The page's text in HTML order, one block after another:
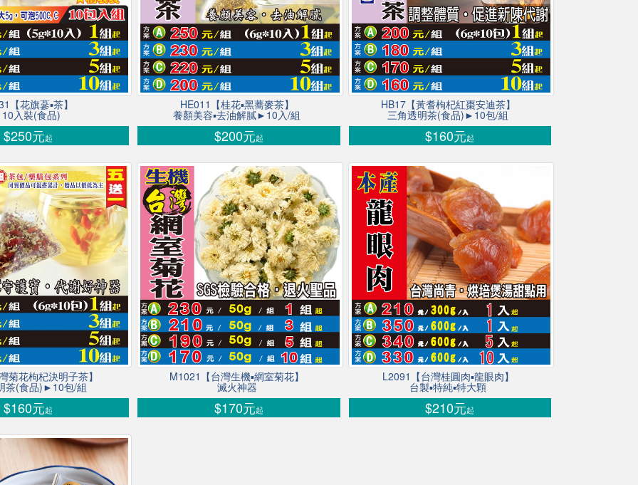
【花旗蔘▪茶】
入裝(食品)
$250元起
HE011【桂花▪黑蕎麥茶】
養顏美容▪去油解膩►10入/組
$200元起
HB17【黃耆枸杞紅棗安迪茶】
三角透明茶(食品)►10包/組
$160元起
菊花枸杞決明子茶】
茶(食品)►10包/組
$160元起
M1021【台灣生機▪網室菊花】
滅火神器
$170元起
L2091【台灣桂圓肉▪龍眼肉】
台製▪特純▪特大顆
$210元起